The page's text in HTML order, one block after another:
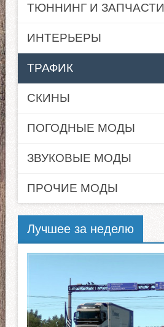
ТЮННИНГ И ЗАПЧАСТИ
ИНТЕРЬЕРЫ
ТРАФИК
СКИНЫ
ПОГОДНЫЕ МОДЫ
ЗВУКОВЫЕ МОДЫ
ПРОЧИЕ МОДЫ
Лучшее за неделю